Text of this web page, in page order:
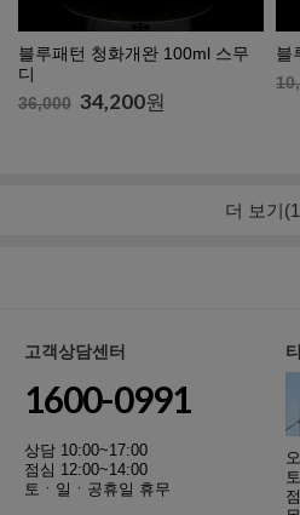
블루패턴 청화개완 100ml 스무
디
36,000 34,200원
블
더 보기(1
고객상담센터
1600-0991
상담 10:00~17:00
점심 12:00~14:00
토ㆍ일ㆍ공휴일 휴무